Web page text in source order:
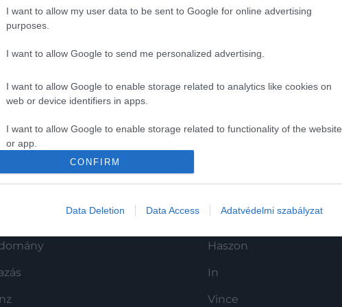
I want to allow my user data to be sent to Google for online advertising
purposes.
I want to allow Google to send me personalized advertising.
I want to allow Google to enable storage related to analytics like cookies on
web or device identifiers in apps.
I want to allow Google to enable storage related to functionality of the website
or app.
I want to allow Google to enable storage related to personalization.
I want to allow Google to enable storage related to security, including
authentication functionality and fraud prevention, and other user protection.
CONFIRM
Data Deletion Data Access Adatvédelmi szabályzat
HG MEDIA
Magazin-előfizetés
Haszon
In
Vince